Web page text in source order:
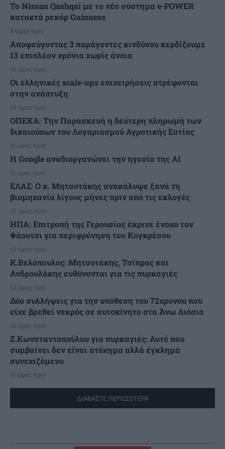
Το Nissan Qashqai με το νέο σύστημα e-POWER
κατακτά ρεκόρ Guinness
9 ώρες πριν
Αποφεύγοντας 3 παράγοντες κινδύνου κερδίζουμε
13 επιπλέον χρόνια χωρίς άνοια
10 ώρες πριν
Οι ελληνικές scale-ups επιχειρήσεις στρέφονται
στην ανάπτυξη
10 ώρες πριν
ΟΠΕΚΑ: Την Παρασκευή η δεύτερη πληρωμή των
δικαιούχων του Λογαριασμού Αγροτικής Εστίας
11 ώρες πριν
H Google αναδιοργανώνει την ηγεσία της AI
11 ώρες πριν
ΕΛΑΣ: Ο κ. Μητσοτάκης ανακάλυψε ξανά τη
βιομηχανία λίγους μήνες πριν από τις εκλογές
12 ώρες πριν
ΗΠΑ: Επιτροπή της Γερουσίας έκρινε ένοχο τον
Φάουτσι για περιφρόνηση του Κογκρέσου
12 ώρες πριν
K.Βελόπουλος: Μητσοτάκης, Τσίπρας και
Ανδρουλάκης ευθύνονται για τις πυρκαγιές
12 ώρες πριν
Δύο συλλήψεις για την υπόθεση του 72χρονου που
είχε βρεθεί νεκρός σε αυτοκίνητο στα Άνω Λιόσια
13 ώρες πριν
Ζ.Κωνσταντοπούλου για πυρκαγιές: Αυτό που
συμβαίνει δεν είναι ατύχημα αλλά έγκλημα
συνεχιζόμενο
13 ώρες πριν
ΔΙΑΒΑΣΤΕ ΠΕΡΙΣΣΟΤΕΡΑ